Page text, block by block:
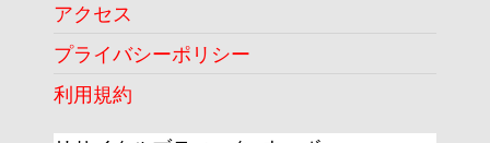
アクセス
プライバシーポリシー
利用規約